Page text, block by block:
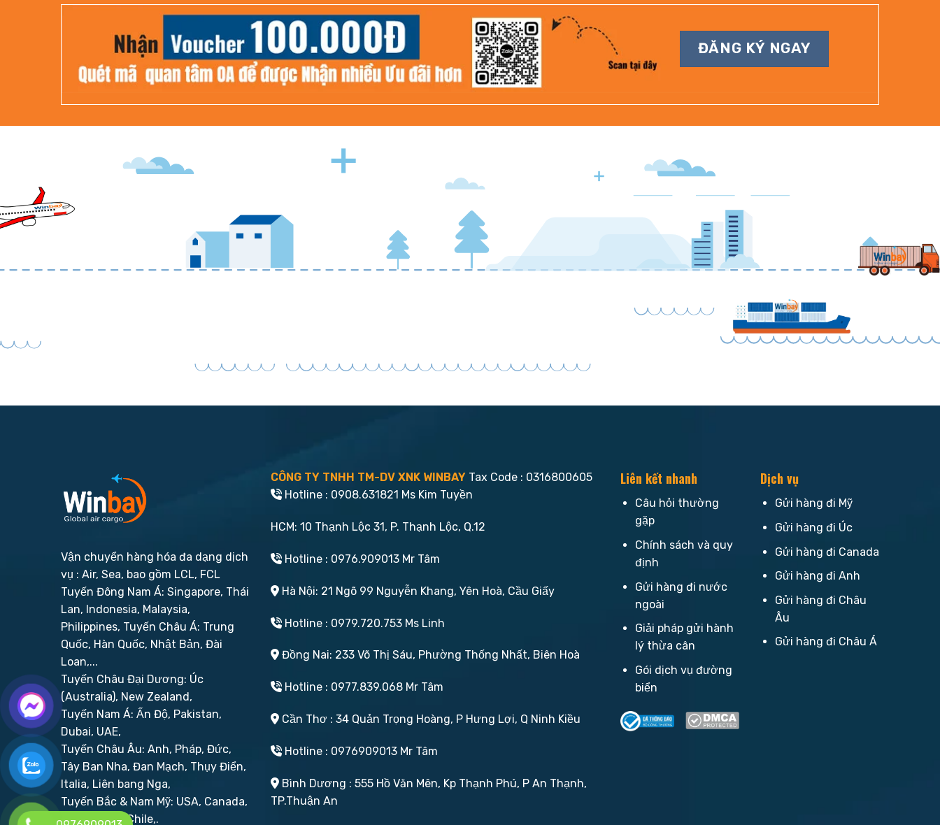
ĐĂNG KÝ NGAY
Vận chuyển hàng hóa đa dạng dịch
vụ : Air, Sea, bao gồm LCL, FCL
Tuyến Đông Nam Á: Singapore, Thái
Lan, Indonesia, Malaysia,
Philippines, Tuyến Châu Á: Trung
Quốc, Hàn Quốc, Nhật Bản, Đài
Loan,...
Tuyến Châu Đại Dương: Úc
(Australia), New Zealand,
Tuyến Nam Á: Ấn Độ, Pakistan,
Dubai, UAE,
Tuyến Châu Âu: Anh, Pháp, Đức,
Tây Ban Nha, Đan Mạch, Thụy Điển,
Italia, Liên bang Nga,
Tuyến Bắc & Nam Mỹ: USA, Canada,
Brazil, Peru, Chile,.
CÔNG TY TNHH TM-DV XNK WINBAY Tax Code : 0316800605
Hotline : 0908.631821 Ms Kim Tuyền
HCM: 10 Thạnh Lộc 31, P. Thạnh Lộc, Q.12
Hotline : 0976.909013 Mr Tâm
Hà Nội: 21 Ngõ 99 Nguyễn Khang, Yên Hoà, Cầu Giấy
Hotline : 0979.720.753 Ms Linh
Đồng Nai: 233 Võ Thị Sáu, Phường Thống Nhất, Biên Hoà
Hotline : 0977.839.068 Mr Tâm
Cần Thơ : 34 Quản Trọng Hoàng, P Hưng Lợi, Q Ninh Kiều
Hotline : 0976909013 Mr Tâm
Bình Dương : 555 Hồ Văn Mên, Kp Thạnh Phú, P An Thạnh,
TP.Thuận An
Liên kết nhanh
Câu hỏi thường
gặp
Chính sách và quy
định
Gửi hàng đi nước
ngoài
Giải pháp gửi hành
lý thừa cân
Gói dịch vụ đường
biển
Dịch vụ
Gửi hàng đi Mỹ
Gửi hàng đi Úc
Gửi hàng đi Canada
Gửi hàng đi Anh
Gửi hàng đi Châu
Âu
Gửi hàng đi Châu Á